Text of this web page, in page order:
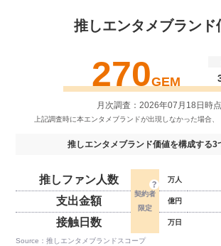
推しエンタメブランド
270GEM
月次調査：2026年07月18日時点
推しエンタメブランド価値を構成する3
推しファン人数 万人
支出金額
億円
接触日数
万日
Source：推しエンタメブランドスコープ